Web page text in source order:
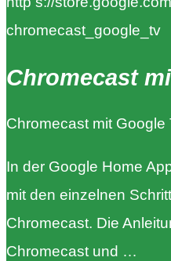
chromecast_google_tv
Chromecast
Chromecast mit Google
In der Google Home
mit den einzelnen
Chromecast. Die
Chromecast und …